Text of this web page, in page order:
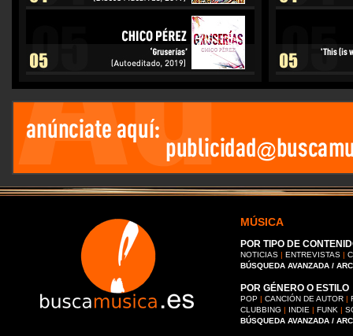
MÚSICA
POR TIPO DE
NOTICIAS | ENTREVISTAS |
BÚSQUEDA AVANZADA /
POR GÉNERO O ESTILO
POP | CANCIÓN DE AUTOR |
CLUBBING | INDIE | FUNK |
BÚSQUEDA AVANZADA /